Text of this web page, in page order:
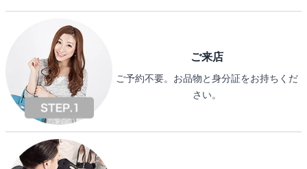
ご来店
ご予約不要。お品物と身分証をお持ちくだ
さい。